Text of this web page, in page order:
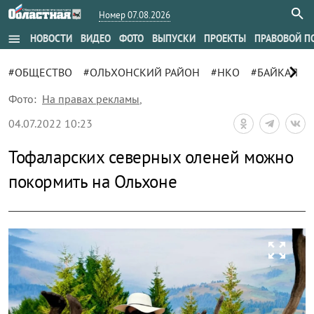
Номер 07.08.2026
menu НОВОСТИ ВИДЕО ФОТО ВЫПУСКИ ПРОЕКТЫ ПРАВОВОЙ
#ОБЩЕСТВО #ОЛЬХОНСКИЙ РАЙОН #НКО #БАЙКАЛ
chevron_right
Фото: На правах рекламы,
04.07.2022 10:23
Тофаларских северных оленей можно
покормить на Ольхоне
zoom_out_map